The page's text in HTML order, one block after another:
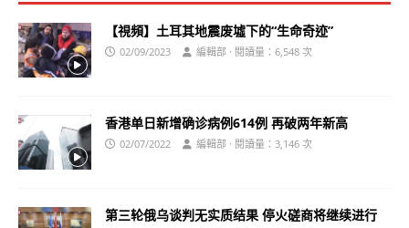
【視頻】土耳其地震废墟下的“生命奇迹”
02/09/2023 編輯部 · 閱讀量：6,548 次
香港单日新增确诊病例614例 再破两年新高
02/07/2022 編輯部 · 閱讀量：3,146 次
第三轮俄乌谈判无实质结果 停火磋商将继续进行